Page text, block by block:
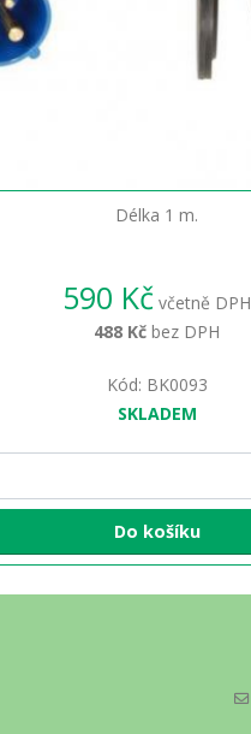
Délka 1 m.
590 Kč včetně DPH
488 Kč bez DPH
Kód: BK0093
SKLADEM
Do košíku